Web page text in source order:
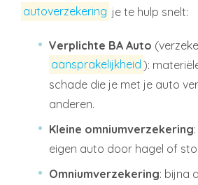
autoverzekering je te hulp snelt:
Verplichte BA Auto
aansprakelijkheid ):
schade die je met je auto
anderen.
Kleine omniumverzekering
eigen auto door hagel of
Omniumverzekering: bijna